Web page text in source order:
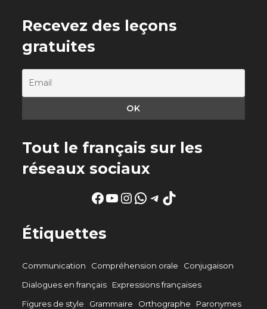
Recevez des leçons
gratuites
Tout le français sur les
réseaux sociaux
Facebook
YouTube
Instagram
WhatsApp
Telegram
TikTok
Étiquettes
Communication Compréhension orale
Conjugaison
Dialogues en français
Expressions françaises
Figures de style
Grammaire Orthographe
Paronymes